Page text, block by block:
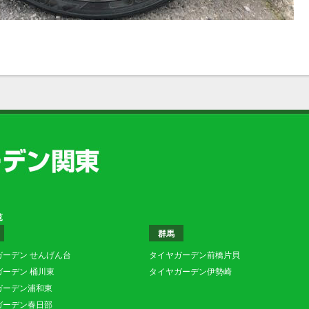
デン せんげん台
デン 桶川東
ーデン浦和東
ーデン春日部
群馬
タイヤガーデン前橋片貝
タイヤガーデン伊勢崎